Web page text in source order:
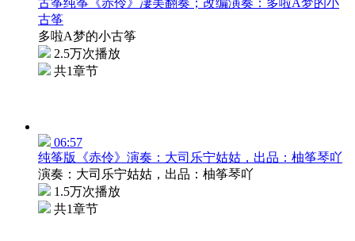
古筝
多啦A梦的小古筝
2.5万次播放
共1章节
06:57
纯筝版《赤伶》演奏：大司乐宁姑姑，出品：柚筝琴吖
演奏：大司乐宁姑姑，出品：柚筝琴吖
1.5万次播放
共1章节